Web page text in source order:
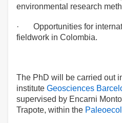
environmental research
· Opportunities for
fieldwork in Colombia.
The PhD will be carried out
institute Geosciences
supervised by Encarni
Trapote, within the